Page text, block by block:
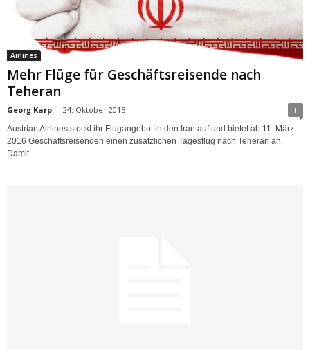
Airlines
Mehr Flüge für Geschäftsreisende nach
Teheran
Georg Karp - 24. Oktober 2015 1
Austrian Airlines stockt ihr Flugangebot in den Iran auf und bietet ab 11. März
2016 Geschäftsreisenden einen zusätzlichen Tagesflug nach Teheran an.
Damit...